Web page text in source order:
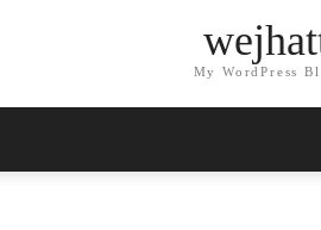
My WordPress